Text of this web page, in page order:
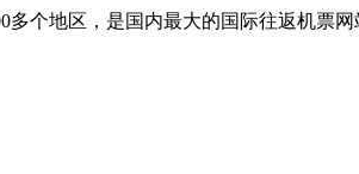
多个地区，是国内最大的国际往返机票网